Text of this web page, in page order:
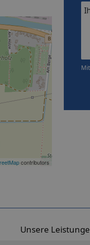
contributors
Unsere